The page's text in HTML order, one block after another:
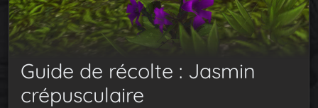
Guide de récolte : Jasmin
crépusculaire